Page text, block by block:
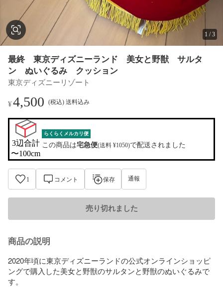
1 /3
最終 東京ディズニーランド 美女と野獣 サルタ
ン ぬいぐるみ クッション
東京ディズニーリゾート
¥4,500 (税込) 送料込み
3辺合計
〜100cm
らくらくメルカリ便
この商品は宅急便(送料 ¥1050)で配送されました
1 コメント 保存 通報
売り切れました
商品の説明
2020年頃に東京ディズニーランドの公式オンラインショッピ
ングで購入した美女と野獣のサルタンと野獣のぬいぐるみで
す。